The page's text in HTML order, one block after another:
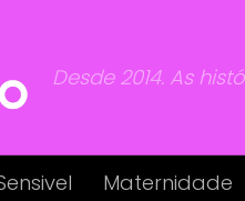
Desde 2014. As
Maternidade